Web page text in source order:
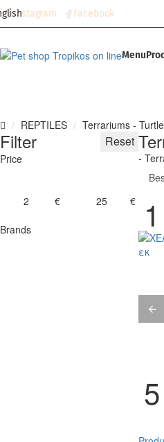
Instagram Facebook
Menu
h
o
m
REPTILES Terrariums -
Filter Reset
Price
€ €
Brands
-